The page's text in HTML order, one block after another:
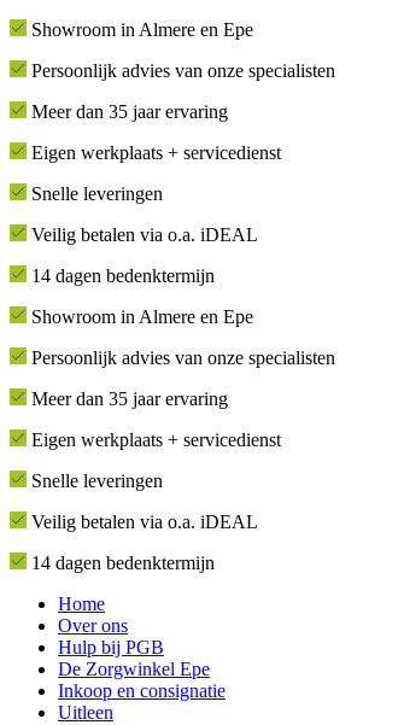
Showroom in Almere en Epe
Persoonlijk advies van onze specialisten
Meer dan 35 jaar ervaring
Eigen werkplaats + servicedienst
Snelle leveringen
Veilig betalen via o.a. iDEAL
14 dagen bedenktermijn
Showroom in Almere en Epe
Persoonlijk advies van onze specialisten
Meer dan 35 jaar ervaring
Eigen werkplaats + servicedienst
Snelle leveringen
Veilig betalen via o.a. iDEAL
14 dagen bedenktermijn
Home
Over ons
Hulp bij PGB
De Zorgwinkel Epe
Inkoop en consignatie
Uitleen